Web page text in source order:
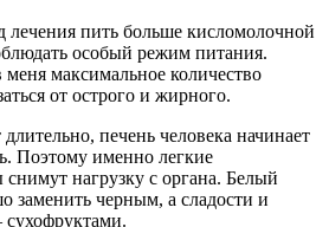
лечения пить больше кисломолочной
особый режим питания.
максимальное количество
от острого и жирного.
печень человека начинает
Поэтому именно легкие
нагрузку с органа. Белый
заменить черным, а сладости и
сухофруктами.